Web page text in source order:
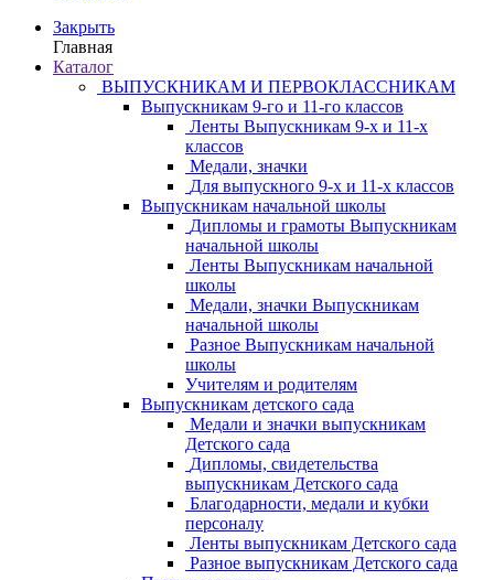
Закрыть
Главная
Каталог
ВЫПУСКНИКАМ И ПЕРВОКЛАССНИКАМ
Выпускникам 9-го и 11-го классов
Ленты Выпускникам 9-х и 11-х
классов
Медали, значки
Для выпускного 9-х и 11-х классов
Выпускникам начальной школы
Дипломы и грамоты Выпускникам
начальной школы
Ленты Выпускникам начальной
школы
Медали, значки Выпускникам
начальной школы
Разное Выпускникам начальной
школы
Учителям и родителям
Выпускникам детского сада
Медали и значки выпускникам
Детского сада
Дипломы, свидетельства
выпускникам Детского сада
Благодарности, медали и кубки
персоналу
Ленты выпускникам Детского сада
Разное выпускникам Детского сада